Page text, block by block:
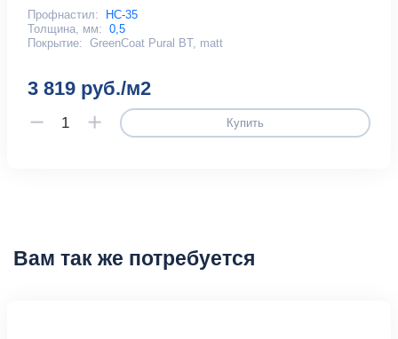
Профнастил:
НС-35
Толщина, мм: 0,5
Покрытие: GreenCoat Pural BT, matt
3 819 руб./м2
Купить
Вам так же потребуется